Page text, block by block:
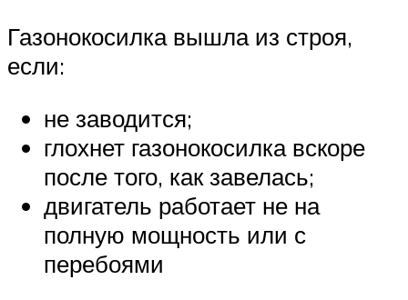
Газонокосилка вышла из строя,
если:
не заводится;
глохнет газонокосилка вскоре
после того, как завелась;
двигатель работает не на
полную мощность или с
перебоями